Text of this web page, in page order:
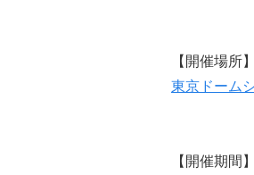
【開催場所】
東京ドーム
【開催期間】